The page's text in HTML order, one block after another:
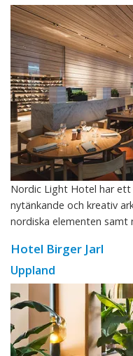
Nordic Light Hotel har
nytänkande och kreativ
nordiska elementen samt
Hotel Birger Jarl
Uppland